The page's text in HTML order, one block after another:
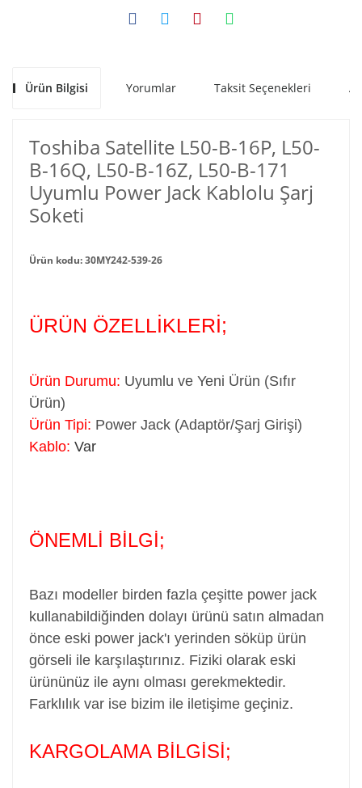
Ürün Bilgisi Yorumlar Taksit Seçenekleri
Toshiba Satellite L50-B-16P, L50-
B-16Q, L50-B-16Z, L50-B-171
Uyumlu Power Jack Kablolu Şarj
Soketi
Ürün kodu: 30MY242-539-26
ÜRÜN ÖZELLİKLERİ;
Ürün Durumu: Uyumlu ve Yeni Ürün (Sıfır
Ürün)
Ürün Tipi: Power Jack (Adaptör/Şarj Girişi)
Kablo: Var
ÖNEMLİ BİLGİ;
Bazı modeller birden fazla çeşitte power jack
kullanabildiğinden dolayı ürünü satın almadan
önce eski power jack'ı yerinden söküp ürün
görseli ile karşılaştırınız. Fiziki olarak eski
ürününüz ile aynı olması gerekmektedir.
Farklılık var ise bizim ile iletişime geçiniz.
KARGOLAMA BİLGİSİ;